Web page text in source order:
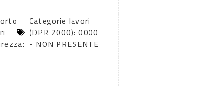
Categorie lavori
(DPR 2000): 0000
- NON PRESENTE